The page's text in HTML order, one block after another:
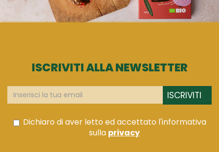
ISCRIVITI ALLA NEWSLETTER
ISCRIVITI
Dichiaro di aver letto ed accettato l'informativa
sulla privacy